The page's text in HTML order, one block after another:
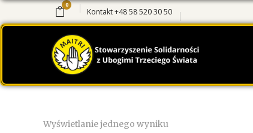
Kontakt+48 58 520 30 50
0
Wyświetlanie jednego wyniku